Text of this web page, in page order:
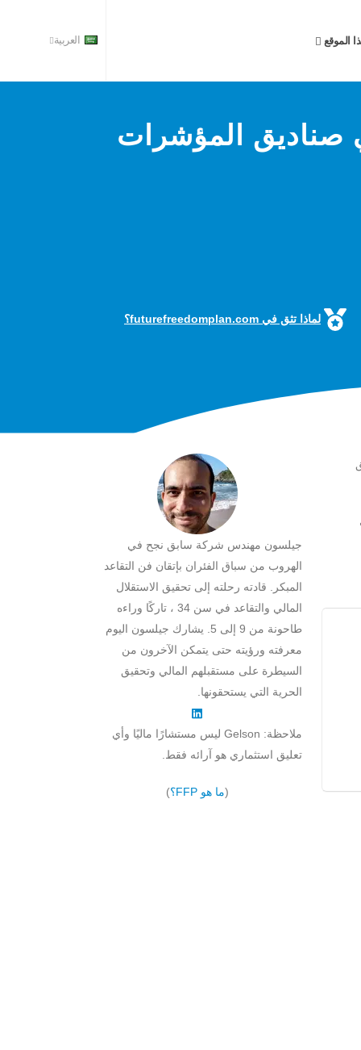
الموقع العربية
صناديق المؤشرات
لماذا تثق في futurefreedomplan.com؟
جيلسون مهندس شركة سابق نجح في
الهروب من سباق الفئران بإتقان فن التقاعد
المبكر. قادته رحلته إلى تحقيق الاستقلال
المالي والتقاعد في سن 34 ، تاركًا وراءه
طاحونة من 9 إلى 5. يشارك جيلسون اليوم
معرفته ورؤيته حتى يتمكن الآخرون من
السيطرة على مستقبلهم المالي وتحقيق
الحرية التي يستحقونها.
ملاحظة: Gelson ليس مستشارًا ماليًا وأي
تعليق استثماري هو آرائه فقط.
(ما هو FFP؟ )